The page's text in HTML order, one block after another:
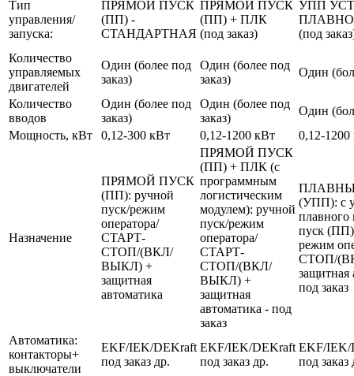
Тип
управления/
запуска:
ПРЯМОЙ ПУСК
(ПП) -
СТАНДАРТНАЯ
ПРЯМОЙ ПУСК
(ПП) + ПЛК
(под заказ)
УПП
(под
Количество
управляемых
двигателей
Один (более под
заказ)
Один (более под
заказ)
Один
Количество
вводов
Один (более под
заказ)
Один (более под
заказ)
Один
Мощность, кВт
0,12-300 кВт 0,12-1200 кВт 0,12-1200
Назначение
ПРЯМОЙ ПУСК
(ПП): ручной
пуск/режим
оператора/
СТАРТ-
СТОП/(ВКЛ/
ВЫКЛ) +
защитная
автоматика
ПРЯМОЙ ПУСК
(ПП) + ПЛК (с
программным
логистическим
модулем): ручной
пуск/режим
оператора/
СТАРТ-
СТОП/(ВКЛ/
ВЫКЛ) +
защитная
автоматика - под
заказ
(УПП): с
плавного
пуск
режим
СТОП/
защитная
под заказ
Автоматика:
контакторы+
выключатели
EKF/IEK/DEKraft
под заказ др.
EKF/IEK/DEKraft
под заказ др.
EKF/IEK/
под заказ